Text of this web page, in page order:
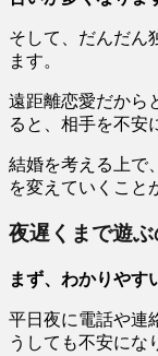
そして、だんだん
ます。
遠距離恋愛だから
ると、相手を不安
結婚を考える上で
を変えていくこと
夜遅くまで遊ぶ
まず、わかりやす
平日夜に電話や連
うしても不安にな